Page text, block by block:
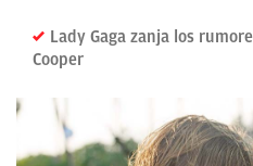
Lady Gaga zanja los
Cooper